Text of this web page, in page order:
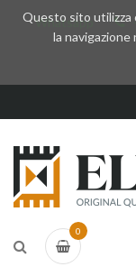
Whatsapp
0
Questo sito utilizza
la